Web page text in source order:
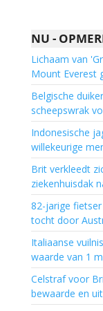
NU -
Lichaam van
Mount Everest
Belgische
scheepswrak
Indonesische
willekeurige
Brit verkleedt
ziekenhuisdak
82-jarige
tocht door
Italiaanse
waarde van 1
Celstraf voor
bewaarde en